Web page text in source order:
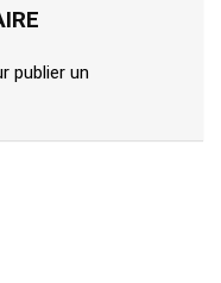
publier un